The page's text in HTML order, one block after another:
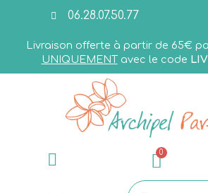
06.28.07.50.77
Livraison offerte à partir de 65€
UNIQUEMENTavec le code